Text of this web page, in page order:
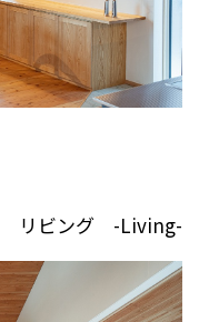
リビング -Living-